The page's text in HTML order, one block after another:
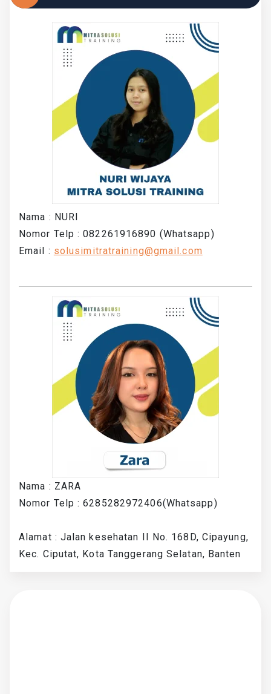
Nama : NURI
Nomor Telp : 082261916890 (Whatsapp)
Email : solusimitratraining@gmail.com
Nama : ZARA
Nomor Telp : 6285282972406(Whatsapp)
Alamat : Jalan kesehatan II No. 168D, Cipayung,
Kec. Ciputat, Kota Tanggerang Selatan, Banten